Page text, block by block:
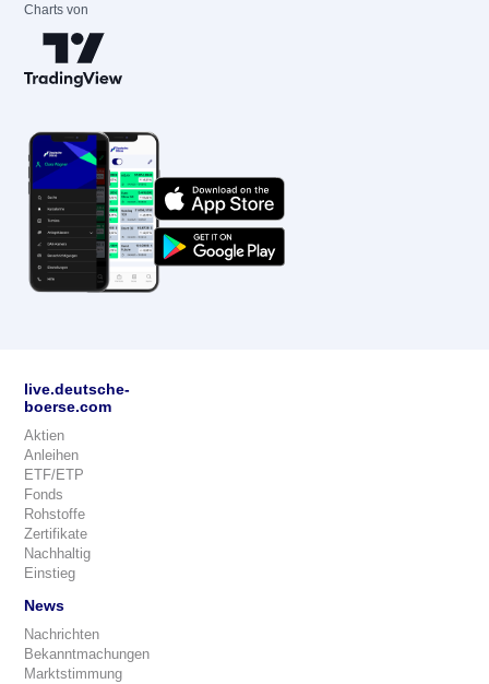
Charts von
live.deutsche-
boerse.com
Aktien
Anleihen
ETF/ETP
Fonds
Rohstoffe
Zertifikate
Nachhaltig
Einstieg
News
Nachrichten
Bekanntmachungen
Marktstimmung